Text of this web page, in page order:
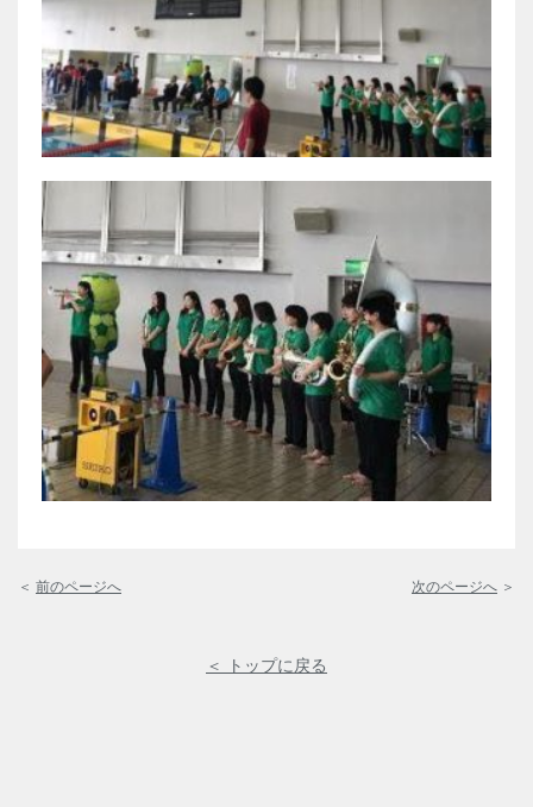
＜ 前のページへ 次のページへ ＞
＜ トップに戻る